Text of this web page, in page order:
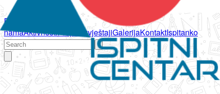
Početna
namaAktivnostiPropisi IzvještajiGalerijaKontaktIspitanko